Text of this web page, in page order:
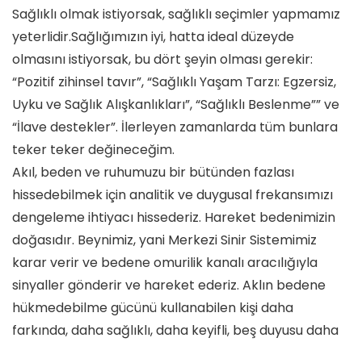
Sağlıklı olmak istiyorsak, sağlıklı seçimler yapmamız
yeterlidir.Sağlığımızın iyi, hatta ideal düzeyde
olmasını istiyorsak, bu dört şeyin olması gerekir:
“Pozitif zihinsel tavır”, “Sağlıklı Yaşam Tarzı: Egzersiz,
Uyku ve Sağlık Alışkanlıkları”, “Sağlıklı Beslenme”” ve
“İlave destekler”. İlerleyen zamanlarda tüm bunlara
teker teker değineceğim.
Akıl, beden ve ruhumuzu bir bütünden fazlası
hissedebilmek için analitik ve duygusal frekansımızı
dengeleme ihtiyacı hissederiz. Hareket bedenimizin
doğasıdır. Beynimiz, yani Merkezi Sinir Sistemimiz
karar verir ve bedene omurilik kanalı aracılığıyla
sinyaller gönderir ve hareket ederiz. Aklın bedene
hükmedebilme gücünü kullanabilen kişi daha
farkında, daha sağlıklı, daha keyifli, beş duyusu daha